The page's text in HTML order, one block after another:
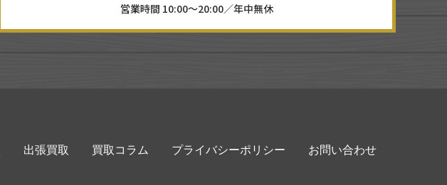
営業時間 10:00～20:00／年中無休
出張買取 買取コラム プライバシーポリシー お問い合わせ